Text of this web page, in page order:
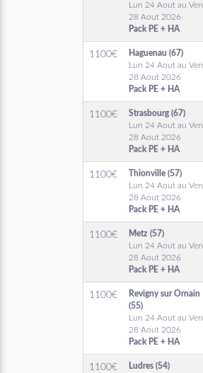
Lun 24 Aout au Ven
28 Aout 2026
Pack PE + HA
1100€
Haguenau (67)
Lun 24 Aout au Ven
28 Aout 2026
Pack PE + HA
1100€
Strasbourg (67)
Lun 24 Aout au Ven
28 Aout 2026
Pack PE + HA
1100€
Thionville (57)
Lun 24 Aout au Ven
28 Aout 2026
Pack PE + HA
1100€
Metz (57)
Lun 24 Aout au Ven
28 Aout 2026
Pack PE + HA
1100€
Revigny sur Ornain
(55)
Lun 24 Aout au Ven
28 Aout 2026
Pack PE + HA
1100€
Ludres (54)